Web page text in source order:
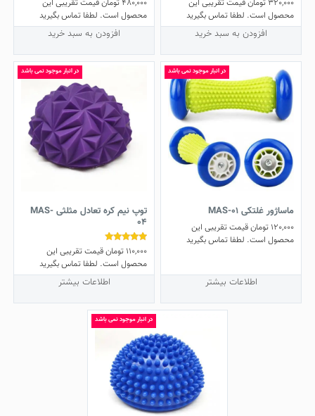
محصول است. لطفا تماس بگیرید
افزودن به سبد خرید
محصول است. لطفا تماس بگیرید
افزودن به سبد خرید
در انبار موجود نمی باشد
ماساژور غلتکی MAS-01
120,000 تومانقیمت تقریبی این
محصول است. لطفا تماس بگیرید
اطلاعات بیشتر
در انبار موجود نمی باشد
توپ نیم کره تعادل مثلثی MAS-
04
نمره
5.00
از 5
110,000 تومانقیمت تقریبی این
محصول است. لطفا تماس بگیرید
اطلاعات بیشتر
در انبار موجود نمی باشد